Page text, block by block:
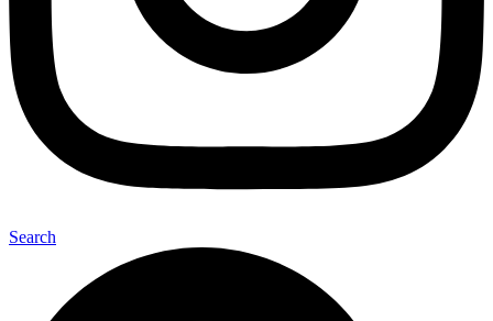
Search